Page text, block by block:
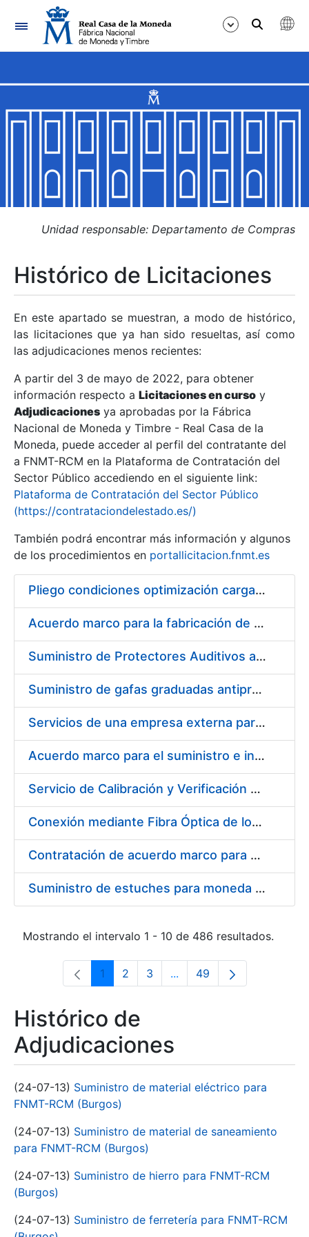
Navegación
Mostrar/Ocultar
Mostrar/Ocultar
Mostrar/Ocultar
Mostrar/Ocultar
Mostrar/Ocultar
Mostrar/Ocultar
Unidad responsable: Departamento de Compras
Histórico de Licitaciones
En este apartado se muestran, a modo de histórico,
las licitaciones que ya han sido resueltas, así como
las adjudicaciones menos recientes:
A partir del 3 de mayo de 2022, para obtener
información respecto a Licitaciones en curso y
Adjudicaciones ya aprobadas por la Fábrica
Nacional de Moneda y Timbre - Real Casa de la
Moneda, puede acceder al perfil del contratante del
a FNMT-RCM en la Plataforma de Contratación del
Sector Público accediendo en el siguiente link:
Plataforma de Contratación del Sector Público
(https://contrataciondelestado.es/)
También podrá encontrar más información y algunos
de los procedimientos en portallicitacion.fnmt.es
Pliego condiciones optimización cargas compras firmado
Acuerdo marco para la fabricación de piezas
Suministro de Protectores Auditivos a medida para las personas trabajadoras de los Centros de Trabajo de Madrid y Burgos
Suministro de gafas graduadas antiproyecciones para los trabajadores de la FNMT-RCM en los centros de trabajo de Madrid y Burgos
Servicios de una empresa externa para el asesoramiento y resolución de los recursos de alzada que se presentan relacionados con procesos de selección para la FNMT-RCM
Acuerdo marco para el suministro e instalación de persianas, estores y otros complementos
Servicio de Calibración y Verificación Externa de los Equipos de Medición del Servicio de Prevención de la FNMT-RCM
Conexión mediante Fibra Óptica de los Centros de Proceso de Datos (CPDs) de las sedes de la FNMT-RCM de Burgos y Madrid
Contratación de acuerdo marco para el Suministro de Material de Electricidad para la Fábrica Nacional de Moneda y Timbre-Real Casa de la Moneda en su centro de trabajo de Burgos
Suministro de estuches para moneda de 30 €
Mostrando el intervalo 1 - 10 de 486 resultados.
Página
1 Página
2 Página
3 ...Páginas intermedias Use
Página
49
Histórico de
Adjudicaciones
(24-07-13) Suministro de material eléctrico para
FNMT-RCM (Burgos)
(24-07-13) Suministro de material de saneamiento
para FNMT-RCM (Burgos)
(24-07-13) Suministro de hierro para FNMT-RCM
(Burgos)
(24-07-13) Suministro de ferretería para FNMT-RCM